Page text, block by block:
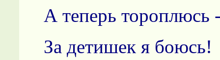
А теперь тороплюсь
За детишек я боюсь!